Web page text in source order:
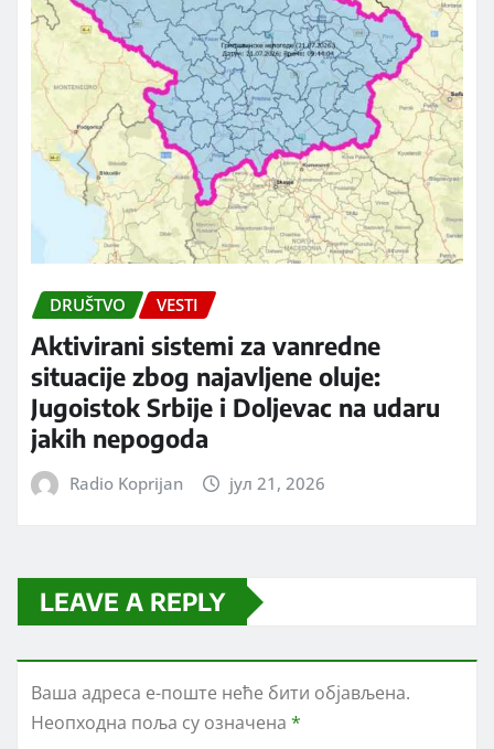
DRUŠTVO VESTI
Aktivirani sistemi za vanredne
situacije zbog najavljene oluje:
Jugoistok Srbije i Doljevac na udaru
jakih nepogoda
Radio Koprijan јул 21, 2026
LEAVE A REPLY
Ваша адреса е-поште неће бити објављена.
Неопходна поља су означена *